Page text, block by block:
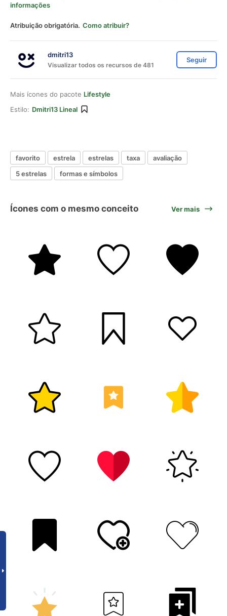
informações
Atribuição obrigatória. Como atribuir?
dmitri13
Visualizar todos os recursos de 481
Seguir
Mais ícones do pacote Lifestyle
Estilo: Dmitri13 Lineal
favorito estrela estrelas taxa
avaliação
5 estrelas
formas e símbolos
Ícones com o mesmo conceito Ver mais